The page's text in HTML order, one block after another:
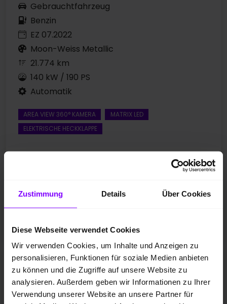
Zustimmung Details Über Cookies
Diese Webseite verwendet Cookies
Wir verwenden Cookies, um Inhalte und Anzeigen zu
personalisieren, Funktionen für soziale Medien anbieten
zu können und die Zugriffe auf unsere Website zu
analysieren. Außerdem geben wir Informationen zu Ihrer
Verwendung unserer Website an unsere Partner für
Gebrauchtfahrzeug
Benzin
EZ 07.2022
Moon-Weiss Metallic
21.774 km
140 kW / 190 PS
Automatik
AREA VIEW 360° KAMERA
MATRIX LED
ELEKTRISCHE HECKKLAPPE
Skoda Karoq
Karoq 2.0 SPORTLINE DSG AHK PANO MATRIXLED LM19